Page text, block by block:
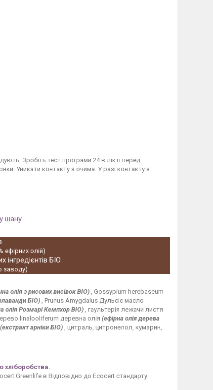
Зробіть тест програми 24 в лікті перед
Уникати контакту з очима. У разі контакту з
шану
ефірних олій)
інгредієнтів БІО
заводу)
олія з рисових висівок BIO) , Gossypium herebaseum
БІО) , Prunus Amygdalus Дульсіс масло
олія Розмарі Кемпхор BIO), гаультерія лежачи листя
linalooliferum деревна олія (ефірна олія дерева
(екстракт арніки БІО) , цитраль, цитронелол, кумарин,
хліборобства.
Greenlife в Відповідно до Ecocert стандарту